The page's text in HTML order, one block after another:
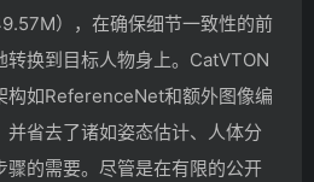
），在确保细节一致性的前
转换到目标人物身上。CatVTON
构如ReferenceNet和额外图像编
省去了诸如姿态估计、人体分
骤的需要。尽管是在有限的公开